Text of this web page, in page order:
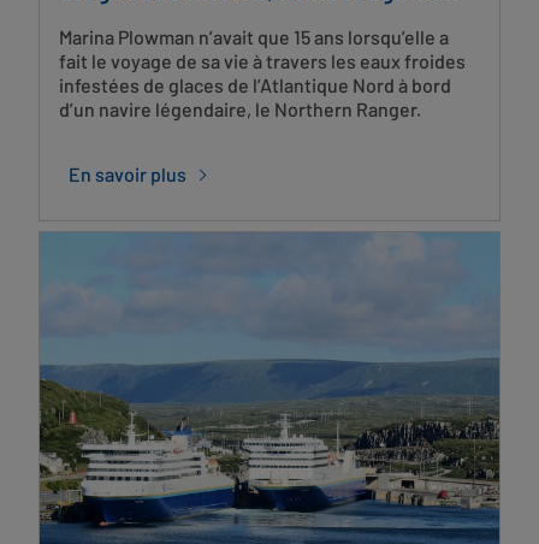
Marina Plowman n’avait que 15 ans lorsqu’elle a
fait le voyage de sa vie à travers les eaux froides
infestées de glaces de l’Atlantique Nord à bord
d’un navire légendaire, le Northern Ranger.
En savoir plus